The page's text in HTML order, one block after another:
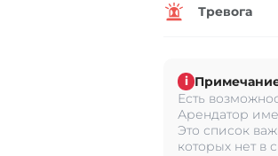
Тревога
i
Есть
Арендатор
Это список
которых нет в